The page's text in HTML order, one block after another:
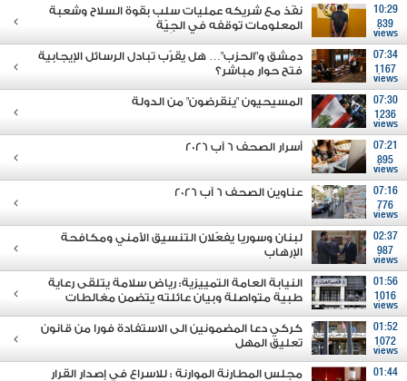
10:29
839
views
نفّذ مع شريكه عمليات سلب بقوة السلاح وشعبة
المعلومات توقفه في الجِيّة
07:34
1167
views
دمشق و"الحزب"… هل يقرّب تبادل الرسائل الإيجابية
فتح حوار مباشر؟
07:30
1236
views
المسيحيون "ينقرضون" من الدولة
07:21
895
views
أسرار الصحف 6 آب 2026
07:16
776
views
عناوين الصحف 6 آب 2026
02:37
987
views
لبنان وسوريا يفعّلان التنسيق الأمني ومكافحة
الإرهاب
01:56
1016
views
النيابة العامة التمييزية: رياض سلامة يتلقى رعاية
طبية متواصلة وبيان عائلته يتضمن مغالطات
01:52
1072
views
كركي دعا المضمونين الى الاستفادة فورا من قانون
تعليق المهل
01:44
مجلس المطارنة الموارنة : للاسراع في إصدار القرار